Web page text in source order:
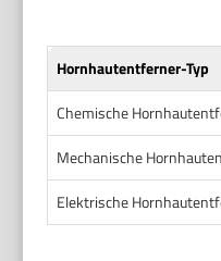
Hornhautentferner-Typ
Chemische
Mechanische
Elektrische